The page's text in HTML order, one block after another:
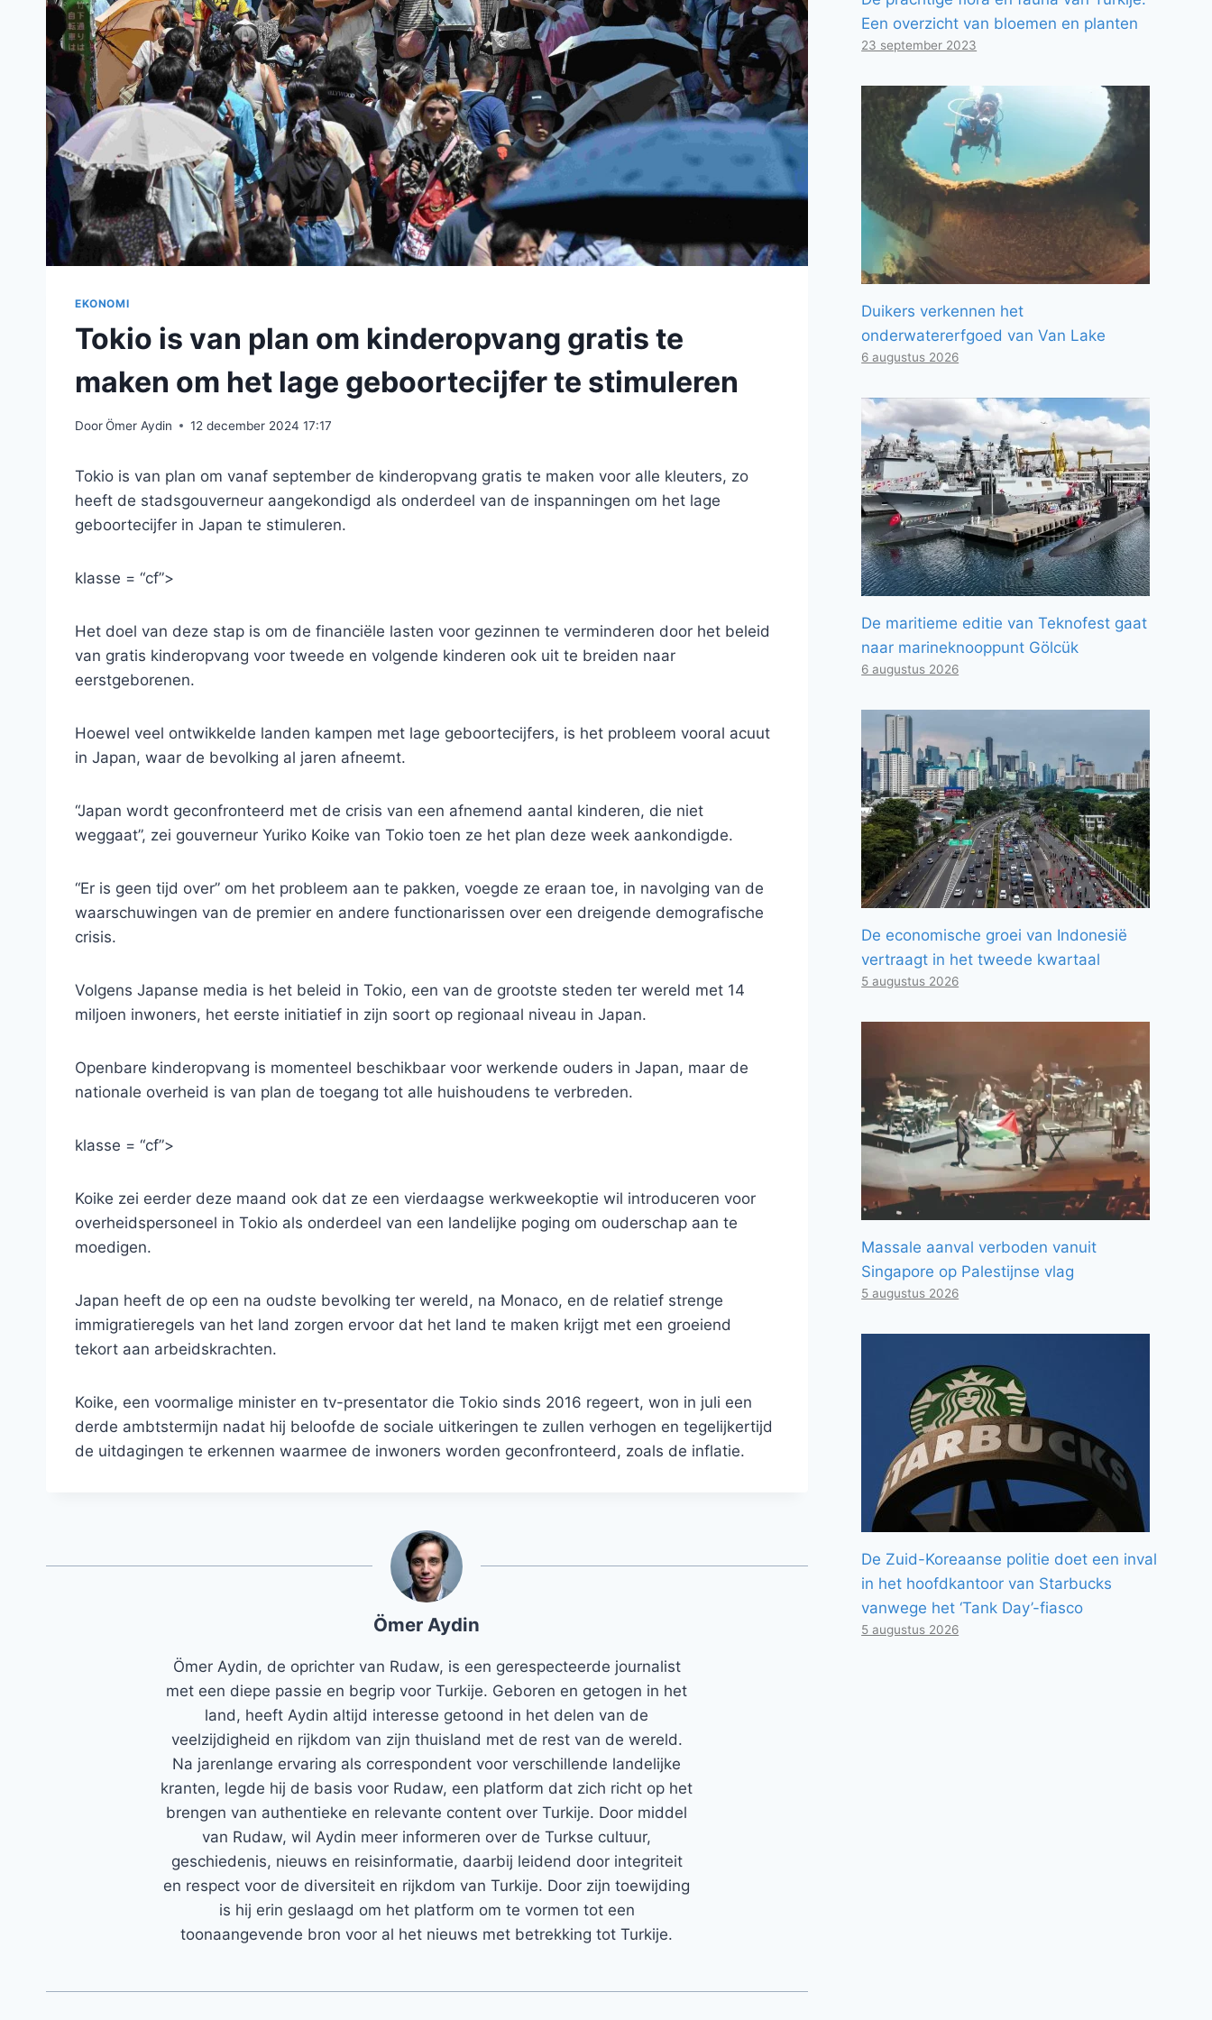
EKONOMI
Tokio is van plan om kinderopvang gratis te
maken om het lage geboortecijfer te stimuleren
DoorÖmer Aydin 12 december 2024 17:17
Tokio is van plan om vanaf september de kinderopvang gratis te maken voor alle kleuters, zo
heeft de stadsgouverneur aangekondigd als onderdeel van de inspanningen om het lage
geboortecijfer in Japan te stimuleren.
klasse = “cf”>
Het doel van deze stap is om de financiële lasten voor gezinnen te verminderen door het beleid
van gratis kinderopvang voor tweede en volgende kinderen ook uit te breiden naar
eerstgeborenen.
Hoewel veel ontwikkelde landen kampen met lage geboortecijfers, is het probleem vooral acuut
in Japan, waar de bevolking al jaren afneemt.
“Japan wordt geconfronteerd met de crisis van een afnemend aantal kinderen, die niet
weggaat”, zei gouverneur Yuriko Koike van Tokio toen ze het plan deze week aankondigde.
“Er is geen tijd over” om het probleem aan te pakken, voegde ze eraan toe, in navolging van de
waarschuwingen van de premier en andere functionarissen over een dreigende demografische
crisis.
Volgens Japanse media is het beleid in Tokio, een van de grootste steden ter wereld met 14
miljoen inwoners, het eerste initiatief in zijn soort op regionaal niveau in Japan.
Openbare kinderopvang is momenteel beschikbaar voor werkende ouders in Japan, maar de
nationale overheid is van plan de toegang tot alle huishoudens te verbreden.
klasse = “cf”>
Koike zei eerder deze maand ook dat ze een vierdaagse werkweekoptie wil introduceren voor
overheidspersoneel in Tokio als onderdeel van een landelijke poging om ouderschap aan te
moedigen.
Japan heeft de op een na oudste bevolking ter wereld, na Monaco, en de relatief strenge
immigratieregels van het land zorgen ervoor dat het land te maken krijgt met een groeiend
tekort aan arbeidskrachten.
Koike, een voormalige minister en tv-presentator die Tokio sinds 2016 regeert, won in juli een
derde ambtstermijn nadat hij beloofde de sociale uitkeringen te zullen verhogen en tegelijkertijd
de uitdagingen te erkennen waarmee de inwoners worden geconfronteerd, zoals de inflatie.
Ömer Aydin
Ömer Aydin, de oprichter van Rudaw, is een gerespecteerde journalist
met een diepe passie en begrip voor Turkije. Geboren en getogen in het
land, heeft Aydin altijd interesse getoond in het delen van de
veelzijdigheid en rijkdom van zijn thuisland met de rest van de wereld.
Na jarenlange ervaring als correspondent voor verschillende landelijke
kranten, legde hij de basis voor Rudaw, een platform dat zich richt op het
brengen van authentieke en relevante content over Turkije. Door middel
van Rudaw, wil Aydin meer informeren over de Turkse cultuur,
geschiedenis, nieuws en reisinformatie, daarbij leidend door integriteit
en respect voor de diversiteit en rijkdom van Turkije. Door zijn toewijding
is hij erin geslaagd om het platform om te vormen tot een
toonaangevende bron voor al het nieuws met betrekking tot Turkije.
Een overzicht van bloemen en planten
23 september 2023
Duikers verkennen het
onderwatererfgoed van Van Lake
6 augustus 2026
De maritieme editie van Teknofest gaat
naar marineknooppunt Gölcük
6 augustus 2026
De economische groei van Indonesië
vertraagt ​​in het tweede kwartaal
5 augustus 2026
Massale aanval verboden vanuit
Singapore op Palestijnse vlag
5 augustus 2026
De Zuid-Koreaanse politie doet een inval
in het hoofdkantoor van Starbucks
vanwege het ‘Tank Day’-fiasco
5 augustus 2026